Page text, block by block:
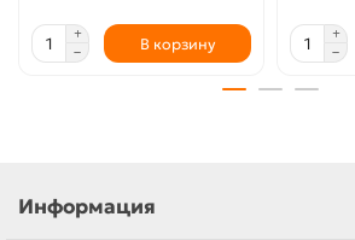
В корзину
Информация